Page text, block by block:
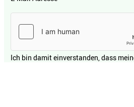
Ich bin damit einverstanden, dass